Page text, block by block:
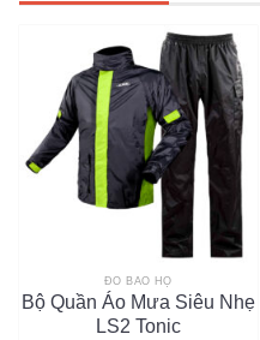
ĐỒ BẢO HỘ
Bộ Quần Áo Mưa Siêu Nhẹ
LS2 Tonic